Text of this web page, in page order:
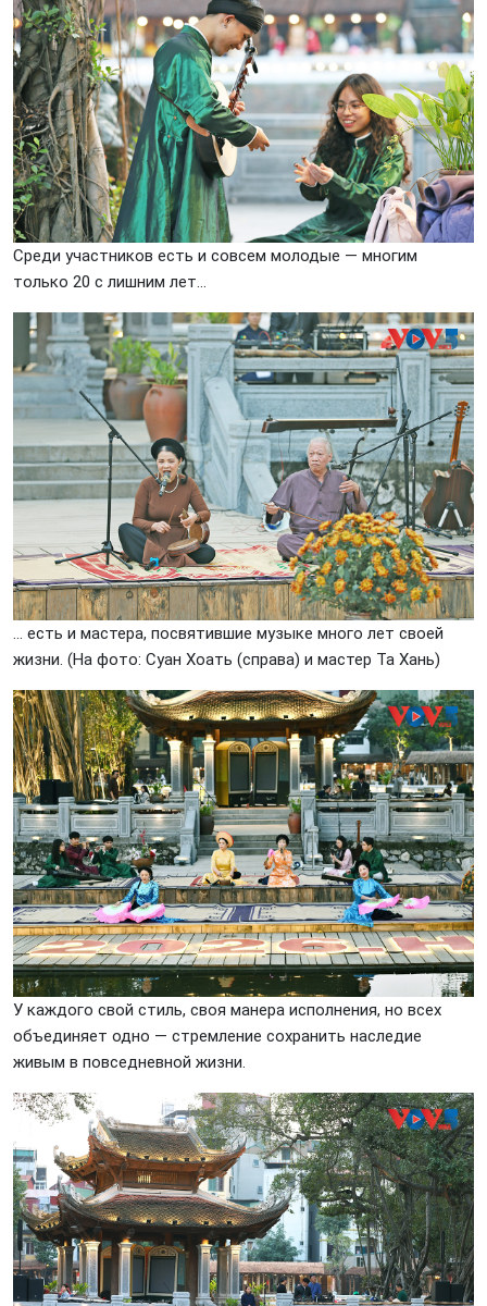
Среди участников есть и совсем молодые — многим
только 20 с лишним лет…
… есть и мастера, посвятившие музыке много лет своей
жизни. (На фото: Суан Хоать (справа) и мастер Та Хань)
У каждого свой стиль, своя манера исполнения, но всех
объединяет одно — стремление сохранить наследие
живым в повседневной жизни.